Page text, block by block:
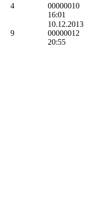
4
00000010
16:01
9
10.12.2013
00000012
20:55